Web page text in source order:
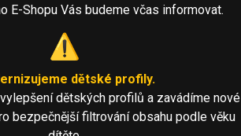
E-Shopu Vás budeme včas informovat.
⚠️
dětské profily.
dětských profilů a zavádíme nové
bezpečnější filtrování obsahu podle věku